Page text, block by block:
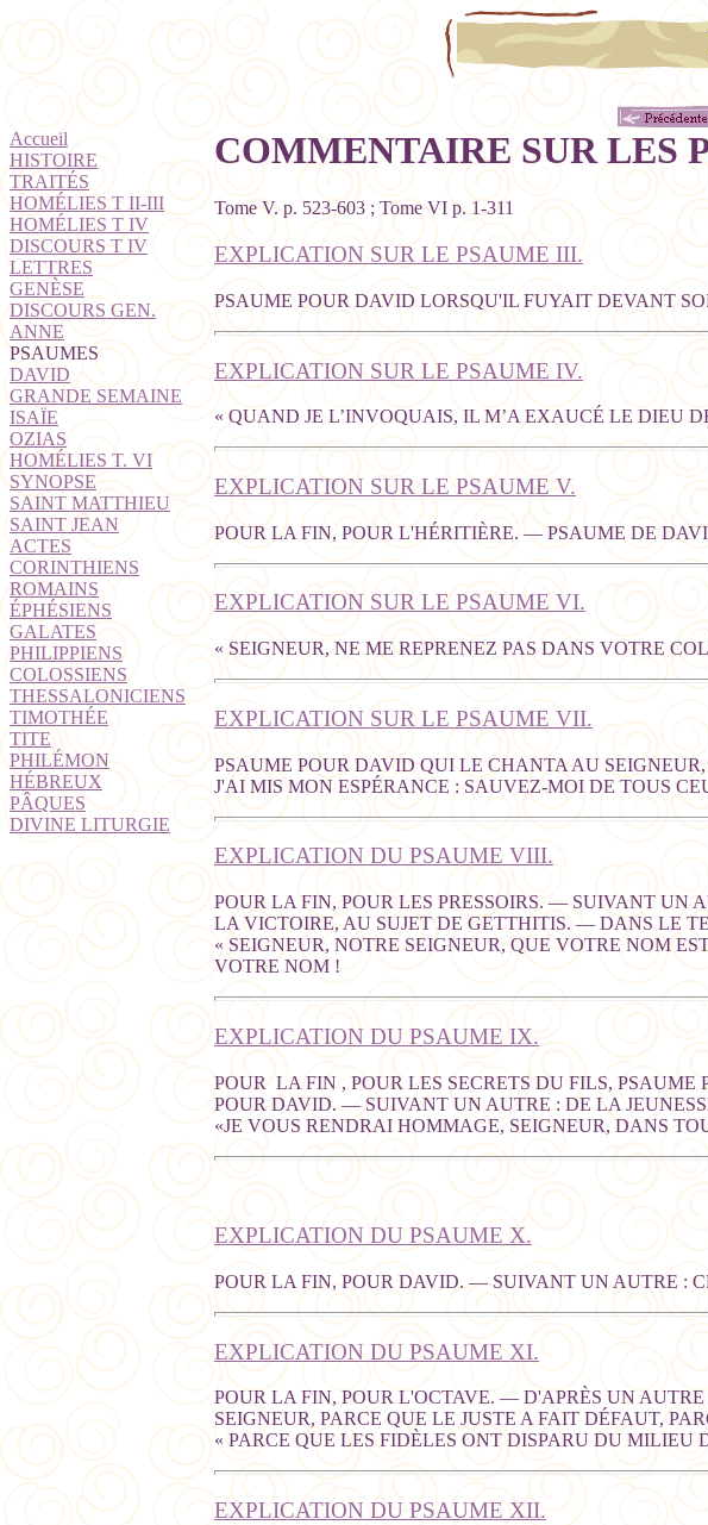
Accueil
HISTOIRE
TRAITÉS
HOMÉLIES T II-III
HOMÉLIES T IV
DISCOURS T IV
LETTRES
GENÈSE
DISCOURS GEN.
ANNE
PSAUMES
DAVID
GRANDE SEMAINE
ISAÏE
OZIAS
HOMÉLIES T. VI
SYNOPSE
SAINT MATTHIEU
SAINT JEAN
ACTES
CORINTHIENS
ROMAINS
ÉPHÉSIENS
GALATES
PHILIPPIENS
COLOSSIENS
THESSALONICIENS
TIMOTHÉE
TITE
PHILÉMON
HÉBREUX
PÂQUES
DIVINE LITURGIE
COMMENTAIRE SUR LES
Tome V. p. 523-603 ; Tome VI p. 1-311
EXPLICATION SUR LE PSAUME III.
PSAUME POUR DAVID LORSQU'IL FUYAIT DEVANT
EXPLICATION SUR LE PSAUME IV.
« QUAND JE L’INVOQUAIS, IL M’A EXAUCÉ LE DIEU
EXPLICATION SUR LE PSAUME V.
POUR LA FIN, POUR L'HÉRITIÈRE. — PSAUME DE
EXPLICATION SUR LE PSAUME VI.
« SEIGNEUR, NE ME REPRENEZ PAS DANS VOTRE
EXPLICATION SUR LE PSAUME VII.
PSAUME POUR DAVID QUI LE CHANTA AU
J'AI MIS MON ESPÉRANCE : SAUVEZ-MOI DE TOUS
EXPLICATION DU PSAUME VIII.
POUR LA FIN, POUR LES PRESSOIRS. — SUIVANT UN
LA VICTOIRE, AU SUJET DE GETTHITIS. — DANS LE
« SEIGNEUR, NOTRE SEIGNEUR, QUE VOTRE NOM
VOTRE NOM !
EXPLICATION DU PSAUME IX.
POUR LA FIN , POUR LES SECRETS DU FILS,
POUR DAVID. — SUIVANT UN AUTRE : DE LA
«JE VOUS RENDRAI HOMMAGE, SEIGNEUR, DANS
EXPLICATION DU PSAUME X.
POUR LA FIN, POUR DAVID. — SUIVANT UN AUTRE :
EXPLICATION DU PSAUME XI.
POUR LA FIN, POUR L'OCTAVE. — D'APRÈS UN
SEIGNEUR, PARCE QUE LE JUSTE A FAIT DÉFAUT,
« PARCE QUE LES FIDÈLES ONT DISPARU DU MILIEU
EXPLICATION DU PSAUME XII.